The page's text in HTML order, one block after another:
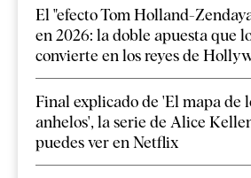
El "efecto Tom Holland-
en 2026: la doble apuesta que
convierte en los reyes de
Final explicado de 'El mapa de
anhelos', la serie de Alice
puedes ver en Netflix